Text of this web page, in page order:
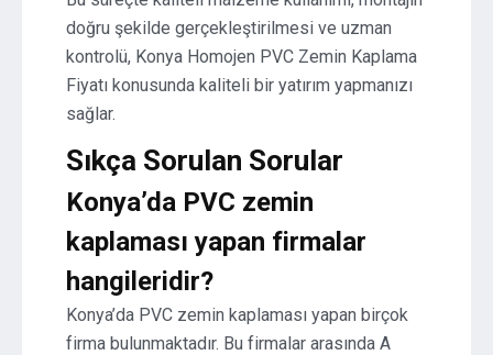
doğru şekilde gerçekleştirilmesi ve uzman
kontrolü, Konya Homojen PVC Zemin Kaplama
Fiyatı konusunda kaliteli bir yatırım yapmanızı
sağlar.
Sıkça Sorulan Sorular
Konya’da PVC zemin
kaplaması yapan firmalar
hangileridir?
Konya’da PVC zemin kaplaması yapan birçok
firma bulunmaktadır. Bu firmalar arasında A